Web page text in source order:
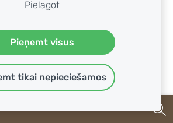
Pielāgot
Pieņemt visus
tikai nepieciešamos